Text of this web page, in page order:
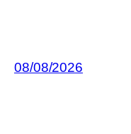
08/08/2026